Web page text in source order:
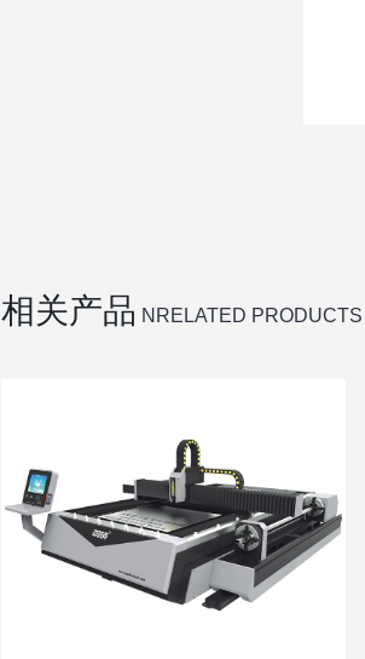
相关产品 NRELATED PRODUCTS